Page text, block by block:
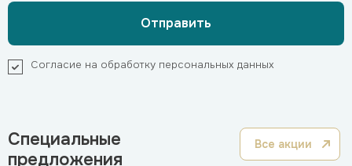
Согласие на обработку персональных данных
Специальные
предложения
Все акции